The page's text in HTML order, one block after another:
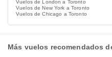
Vuelos de London a Toronto
Vuelos de New York a Toronto
Vuelos de Chicago a Toronto
Más vuelos recomendados